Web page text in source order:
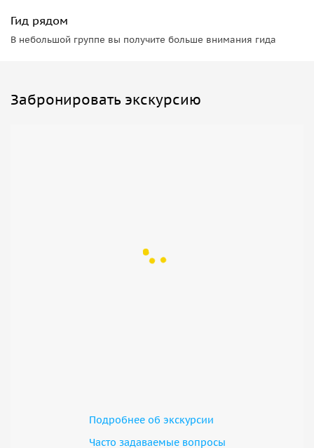
Гид рядом
В небольшой группе вы получите больше внимания гида
Забронировать экскурсию
Подробнее об экскурсии
Часто задаваемые вопросы